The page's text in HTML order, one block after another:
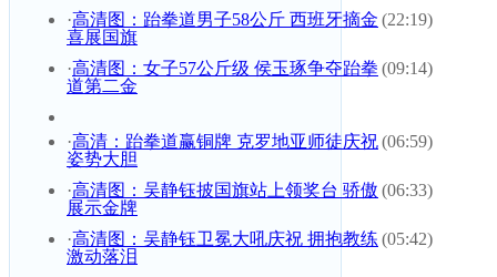
(22:19)
·高清图：跆拳道男子58公斤 西班牙摘金
喜展国旗
(09:14)
·高清图：女子57公斤级 侯玉琢争夺跆拳
道第二金
(06:59)
·高清：跆拳道赢铜牌 克罗地亚师徒庆祝
姿势大胆
(06:33)
·高清图：吴静钰披国旗站上领奖台 骄傲
展示金牌
(05:42)
·高清图：吴静钰卫冕大吼庆祝 拥抱教练
激动落泪